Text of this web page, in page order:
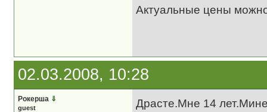
Актуальные цены
02.03.2008, 10:28
Рокерша ⇓
guest
Драсте.Мне 14